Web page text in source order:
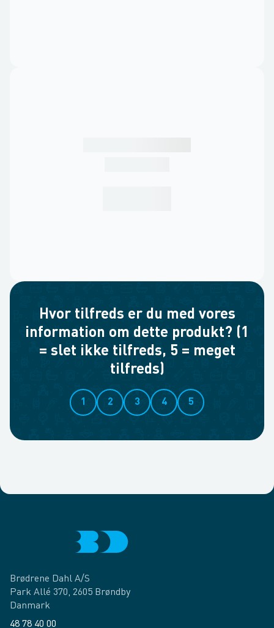
Hvor tilfreds er du med vores
information om dette produkt? (1
= slet ikke tilfreds, 5 = meget
tilfreds)
1 2 3 4 5
Brødrene Dahl A/S
Park Allé 370, 2605 Brøndby
Danmark
48 78 40 00